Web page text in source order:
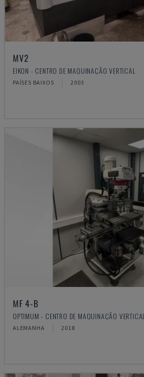
MV2
EIKON - CENTRO DE MAQUINAÇÃO VERTICAL
PAÍSES BAIXOS 2003
MF 4-B
OPTIMUM - CENTRO DE MAQUINAÇÃO VERTICAL
ALEMANHA 2018